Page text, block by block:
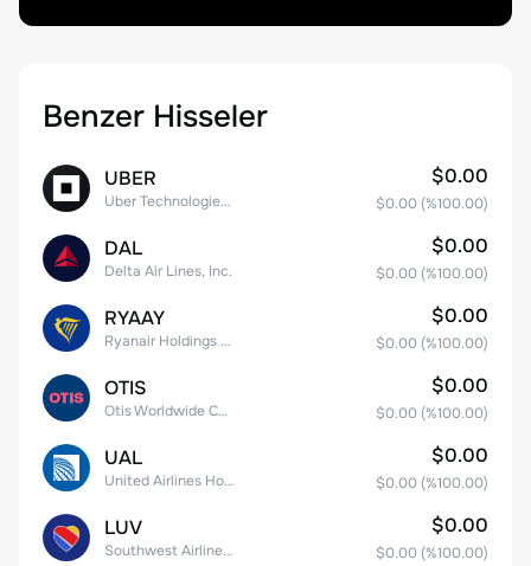
Benzer Hisseler
UBER
Uber Technologies, Inc.
$0.00
$0.00 (%100.00)
DAL
Delta Air Lines, Inc.
$0.00
$0.00 (%100.00)
RYAAY
Ryanair Holdings plc American Depositary Shares
$0.00
$0.00 (%100.00)
OTIS
Otis Worldwide Corporation
$0.00
$0.00 (%100.00)
UAL
United Airlines Holdings, Inc. Common Stock
$0.00
$0.00 (%100.00)
LUV
Southwest Airlines Co.
$0.00
$0.00 (%100.00)